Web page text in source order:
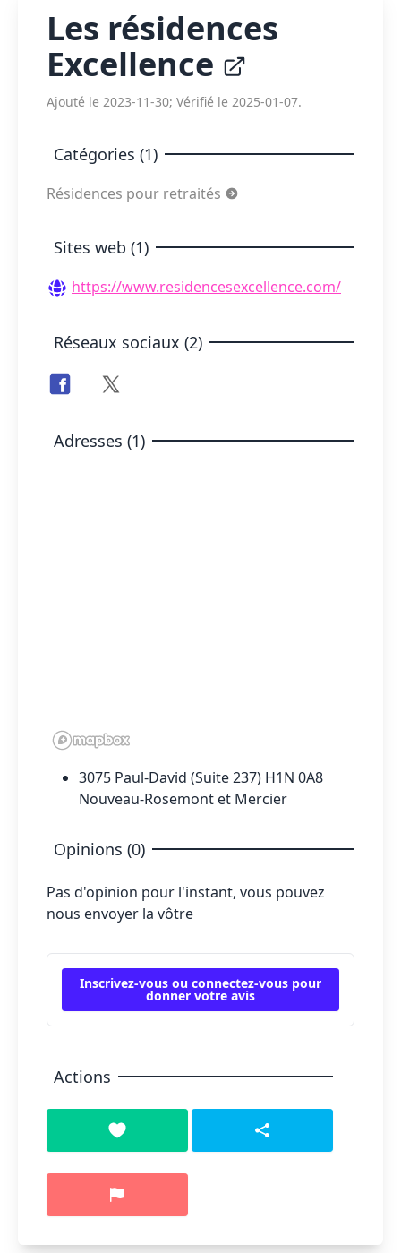
Les résidences
Excellence
Ajouté le 2023-11-30; Vérifié le 2025-01-07.
Catégories (1)
Résidences pour retraités
Sites web (1)
https://www.residencesexcellence.com/
Réseaux sociaux (2)
Adresses (1)
3075 Paul-David (Suite 237) H1N 0A8
Nouveau-Rosemont et Mercier
Opinions (0)
Pas d'opinion pour l'instant, vous pouvez
nous envoyer la vôtre
Inscrivez-vous ou connectez-vous pour
donner votre avis
Actions